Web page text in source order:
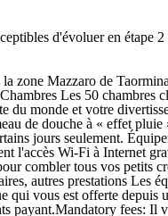
d'évoluer en étape
zone Mazzaro de
Les 50 chambres
monde et votre
de douche à « effet
jours seulement.
l'accès Wi-Fi à Internet
combler tous vos petits
autres prestations Les
vous est offerte
fees: Il